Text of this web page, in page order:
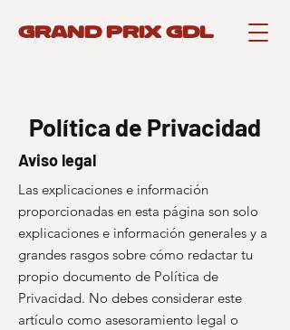
GRAND PRIX GDL
Política de Privacidad
Aviso legal
Las explicaciones e información
proporcionadas en esta página son solo
explicaciones e información generales y a
grandes rasgos sobre cómo redactar tu
propio documento de Política de
Privacidad. No debes considerar este
artículo como asesoramiento legal o